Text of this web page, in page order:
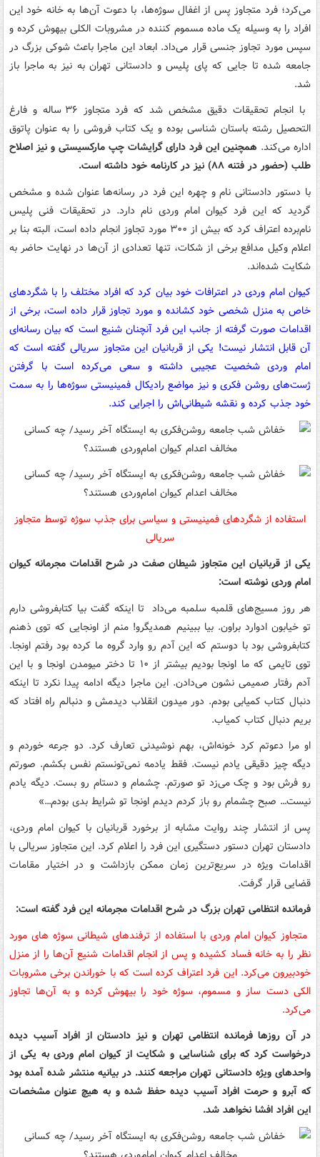
می‌کرد؛ فرد متجاوز پس از اغفال سوژه‌ها، با دعوت آن‌ها به خانه خود این
افراد را به وسیله یک ماده مسموم کننده در مشروبات الکلی بیهوش کرده و
سپس مورد تجاوز جنسی قرار می‌داد. ابعاد این ماجرا باعث شوکی بزرگ در
جامعه شده تا جایی که پای پلیس و دادستانی تهران به نیز به ماجرا باز
شد.
با انجام تحقیقات دقیق مشخص شد که فرد متجاوز ۳۶ ساله و فارغ
التحصیل رشته باستان شناسی بوده و یک کتاب‌ فروشی را به عنوان پاتوق
اداره می‌کند. همچنین این فرد دارای گرایشات چپ مارکسیستی و نیز اصلاح
طلب (حضور در فتنه ۸۸) نیز در کارنامه خود داشته است.
با دستور دادستانی نام و چهره این فرد در رسانه‌ها عنوان شده و مشخص
گردید که این فرد کیوان امام وردی نام دارد. در تحقیقات فنی پلیس
نام‌برده اعتراف کرد که بیش از ۳۰۰ مورد تجاوز انجام داده است، البته بنا بر
اعلام وکیل مدافع برخی از شکات، تنها تعدادی از آن‌ها در نهایت حاضر به
شکایت شده‌اند.
کیوان امام وردی در اعترافات خود بیان کرد که افراد مختلف را با شگردهای
خاص به منزل شخصی خود کشانده و مورد تجاوز قرار داده است، برخی از
اقدامات صورت گرفته از جانب این فرد آنچنان شنیع است که بیان رسانه‌ای
آن قابل انتشار نیست! یکی از قربانیان این متجاوز سریالی گفته است که
امام وردی شخصیت عجیبی داشته و سعی می‌کرده است با گرفتن
ژست‌های روشن فکری و نیز مواضع رادیکال فمینیستی سوژه‌ها را به سمت
خود جذب کرده و نقشه شیطانی‌اش را اجرایی کند.
استفاده از شگردهای فمینیستی و سیاسی برای جذب سوژه توسط متجاوز
سریالی
یکی از قربانیان این متجاوز شیطان صفت در شرح اقدامات مجرمانه کیوان
امام وردی نوشته است:
هر روز مسیج‌های قلمبه سلمبه می‌داد تا اینکه گفت بیا کتابفروشی دارم
تو خیابون ادوارد براون. بیا ببینیم همدیگرو! منم از اونجایی که توی ذهنم
کتابفروشی بود با دوستم که این آدم رو وارد گروه ما کرده بود رفتم اونجا.
توی تایمی که ما اونجا بودیم بیشتر از ۱۰ تا دختر میومدن اونجا و با این
آدم رفتار صمیمی نشون می‌دادن. این ماجرا دیگه ادامه پیدا نکرد تا اینکه
دنبال کتاب کمیابی بودم. دور میدون انقلاب دیدمش و دنبالم راه افتاد که
بریم دنبال کتاب کمیاب.
او مرا دعوتم کرد خونه‌اش، بهم نوشیدنی تعارف کرد. دو جرعه خوردم و
دیگه چیز دقیقی یادم نیست. فقط یادمه نمی‌تونستم نفس بکشم. صورتم
رو فرش بود و چک می‌زد تو صورتم. چشمام و دستام رو بست. دیگه یادم
نیست… صبح چشمام رو باز کردم دیدم اونجا تو شرایط بدی بودم…»
پس از انتشار چند روایت مشابه از برخورد قربانیان با کیوان امام وردی،
دادستان تهران دستور دستگیری این فرد را اعلام کرد. این متجاوز سریالی با
اقدامات ویژه در سریع‌ترین زمان ممکن بازداشت و در اختیار مقامات
قضایی قرار گرفت.
فرمانده انتظامی تهران بزرگ در شرح اقدامات مجرمانه این فرد گفته است:
متجاوز کیوان امام وردی با استفاده از ترفندهای شیطانی سوژه های مورد
نظر را به خانه فساد کشیده و پس از انجام اقدامات شنیع آن‌ها را از منزل
خودبیرون می‌کرد. این فرد اعتراف کرده است که با خوراندن برخی مشروبات
الکی دست ساز و مسموم، سوژه خود را بیهوش کرده و به آن‌ها تجاوز
می‌کرد.
در آن روزها فرمانده انتظامی تهران و نیز دادستان از افراد آسیب دیده
درخواست کرد که برای شناسایی و شکایت از کیوان امام وردی به یکی از
واحدهای ویژه دادستانی تهران مراجعه کنند. در بیانیه منتشر شده آمده بود
که آبرو و حرمت افراد آسیب دیده حفظ شده و به هیچ عنوان مشخصات
این افراد افشا نخواهد شد.